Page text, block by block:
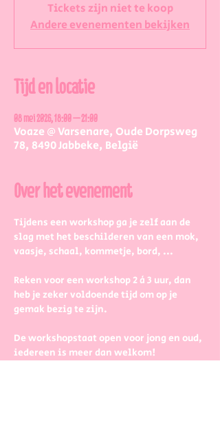
Tickets zijn niet te koop
Andere evenementen bekijken
Tijd en locatie
08 mei 2026, 18:00 – 21:00
Voaze @ Varsenare, Oude Dorpsweg
78, 8490 Jabbeke, België
Over het evenement
Tijdens een workshop ga je zelf aan de
slag met het beschilderen van een mok,
vaasje, schaal, kommetje, bord, ...
Reken voor een workshop 2 à 3 uur, dan
heb je zeker voldoende tijd om op je
gemak bezig te zijn.
De workshopstaat open voor jong en oud,
iedereen is meer dan welkom!